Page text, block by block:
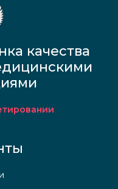
качества